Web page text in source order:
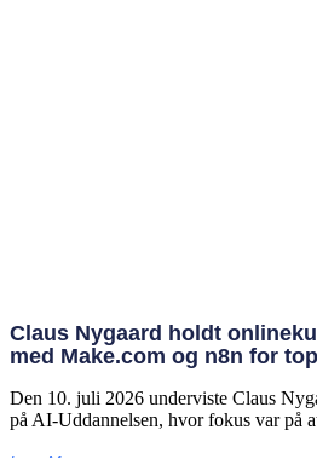
Claus Nygaard holdt
med Make.com og n8n for
Den 10. juli 2026 underviste Claus
på AI‑Uddannelsen, hvor fokus var på